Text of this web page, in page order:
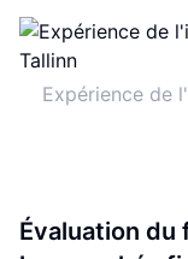
Expérience de
Évaluation du